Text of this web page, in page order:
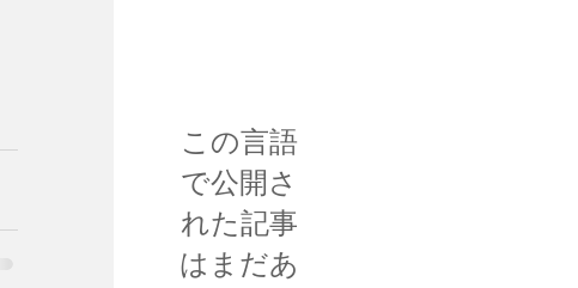
この言語
で公開さ
れた記事
はまだあ